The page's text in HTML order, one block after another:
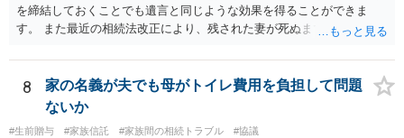
を締結しておくことでも遺言と同じような効果を得ることができま
す。 また最近の相続法改正により、残された妻が死ぬまで家に住み続
で、その制度を活用する方法も考えられます。 もし契約書の作成まで
視野に入れておられる場合は、お近くの弁護士、できれば相続に強い
弁護士にご相談なさるとよいでしょう。
8
家の名義が夫でも母がトイレ費用を負担して問題
ないか
#生前贈与 #家族信託 #家族間の相続トラブル #協議